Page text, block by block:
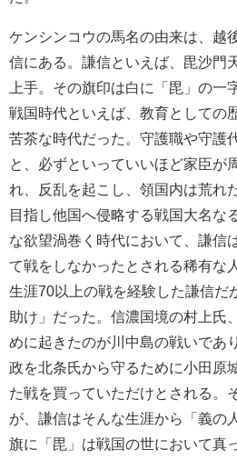
ケンシンコウの馬名の由来は、越
信にある。謙信といえば、毘沙門
上手。その旗印は白に「毘」の一
戦国時代といえば、教育としての
苦茶な時代だった。守護職や守護
と、必ずといっていいほど家臣が
れ、反乱を起こし、領国内は荒れ
目指し他国へ侵略する戦国大名な
な欲望渦巻く時代において、謙信
て戦をしなかったとされる稀有な
生涯70以上の戦を経験した謙信だ
助け」だった。信濃国境の村上氏
めに起きたのが川中島の戦いであ
政を北条氏から守るために小田原
た戦を買っていただけとされる。
が、謙信はそんな生涯から「義の
旗に「毘」は戦国の世において真